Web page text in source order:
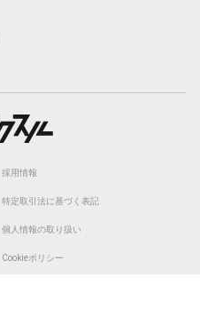
採用情報
特定取引法に基づく表記
個人情報の取り扱い
Cookieポリシー